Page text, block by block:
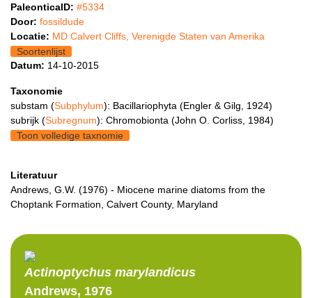
PaleonticaID: #5334
Door: fossildude
Locatie: MD Calvert Cliffs, Verenigde Staten van Amerika
Soortenlijst
Datum: 14-10-2015
Taxonomie
substam (Subphylum): Bacillariophyta (Engler & Gilg, 1924)
subrijk (Subregnum): Chromobionta (John O. Corliss, 1984)
Toon volledige taxnomie
Literatuur
Andrews, G.W. (1976) - Miocene marine diatoms from the
Choptank Formation, Calvert County, Maryland
Actinoptychus marylandicus
Andrews, 1976